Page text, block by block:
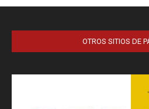
OTROS SITIOS DE